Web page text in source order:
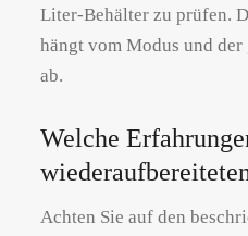
Liter-Behälter zu prüfen.
hängt vom Modus und
ab.
Welche
Achten Sie auf den